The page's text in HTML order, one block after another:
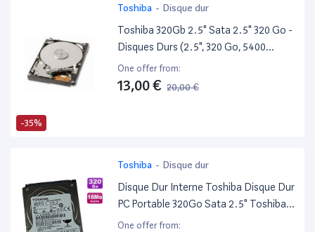
-35%
Toshiba - Disque dur
Toshiba 320Gb 2.5" Sata 2.5" 320 Go -
Disques Durs (2.5", 320 Go, 5400
Tr/Min)
One offer from:
13,00 € 20,00 €
Toshiba - Disque dur
Disque Dur Interne Toshiba Disque Dur
PC Portable 320Go Sata 2.5" Toshiba
Mk3261Gsyn 7200Rpm 16Mo
One offer from: